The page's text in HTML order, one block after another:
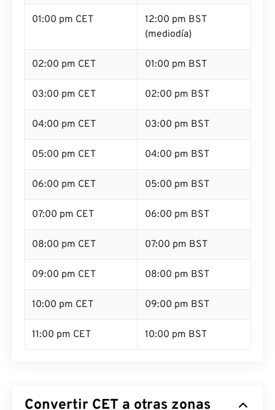
01:00 pm CET
12:00 pm BST
(mediodía)
02:00 pm CET 01:00 pm BST
03:00 pm CET 02:00 pm BST
04:00 pm CET 03:00 pm BST
05:00 pm CET 04:00 pm BST
06:00 pm CET 05:00 pm BST
07:00 pm CET 06:00 pm BST
08:00 pm CET 07:00 pm BST
09:00 pm CET 08:00 pm BST
10:00 pm CET 09:00 pm BST
11:00 pm CET 10:00 pm BST
Convertir CET a otras zonas